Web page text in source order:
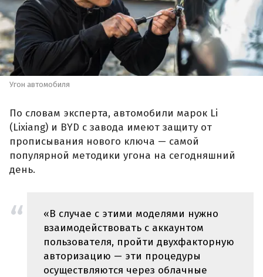
Угон автомобиля
По словам эксперта, автомобили марок Li
(Lixiang) и BYD с завода имеют защиту от
прописывания нового ключа — самой
популярной методики угона на сегодняшний
день.
«В случае с этими моделями нужно
взаимодействовать с аккаунтом
пользователя, пройти двухфакторную
авторизацию — эти процедуры
осуществляются через облачные